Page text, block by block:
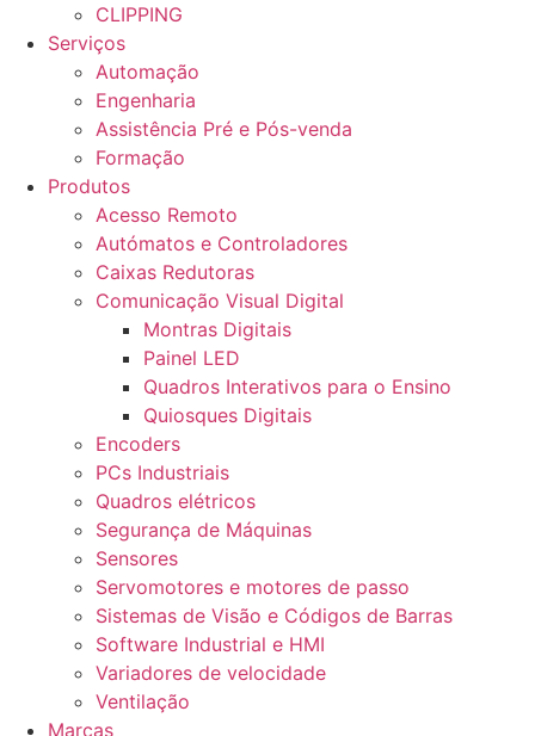
CLIPPING
Serviços
Automação
Engenharia
Assistência Pré e Pós-venda
Formação
Produtos
Acesso Remoto
Autómatos e Controladores
Caixas Redutoras
Comunicação Visual Digital
Montras Digitais
Painel LED
Quadros Interativos para o Ensino
Quiosques Digitais
Encoders
PCs Industriais
Quadros elétricos
Segurança de Máquinas
Sensores
Servomotores e motores de passo
Sistemas de Visão e Códigos de Barras
Software Industrial e HMI
Variadores de velocidade
Ventilação
Marcas